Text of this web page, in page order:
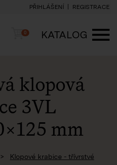
PŘIHLÁŠENÍ REGISTRACE
Košík
0
KATALOG
klopová
3VL
mm
Klopové krabice - třívrstvé